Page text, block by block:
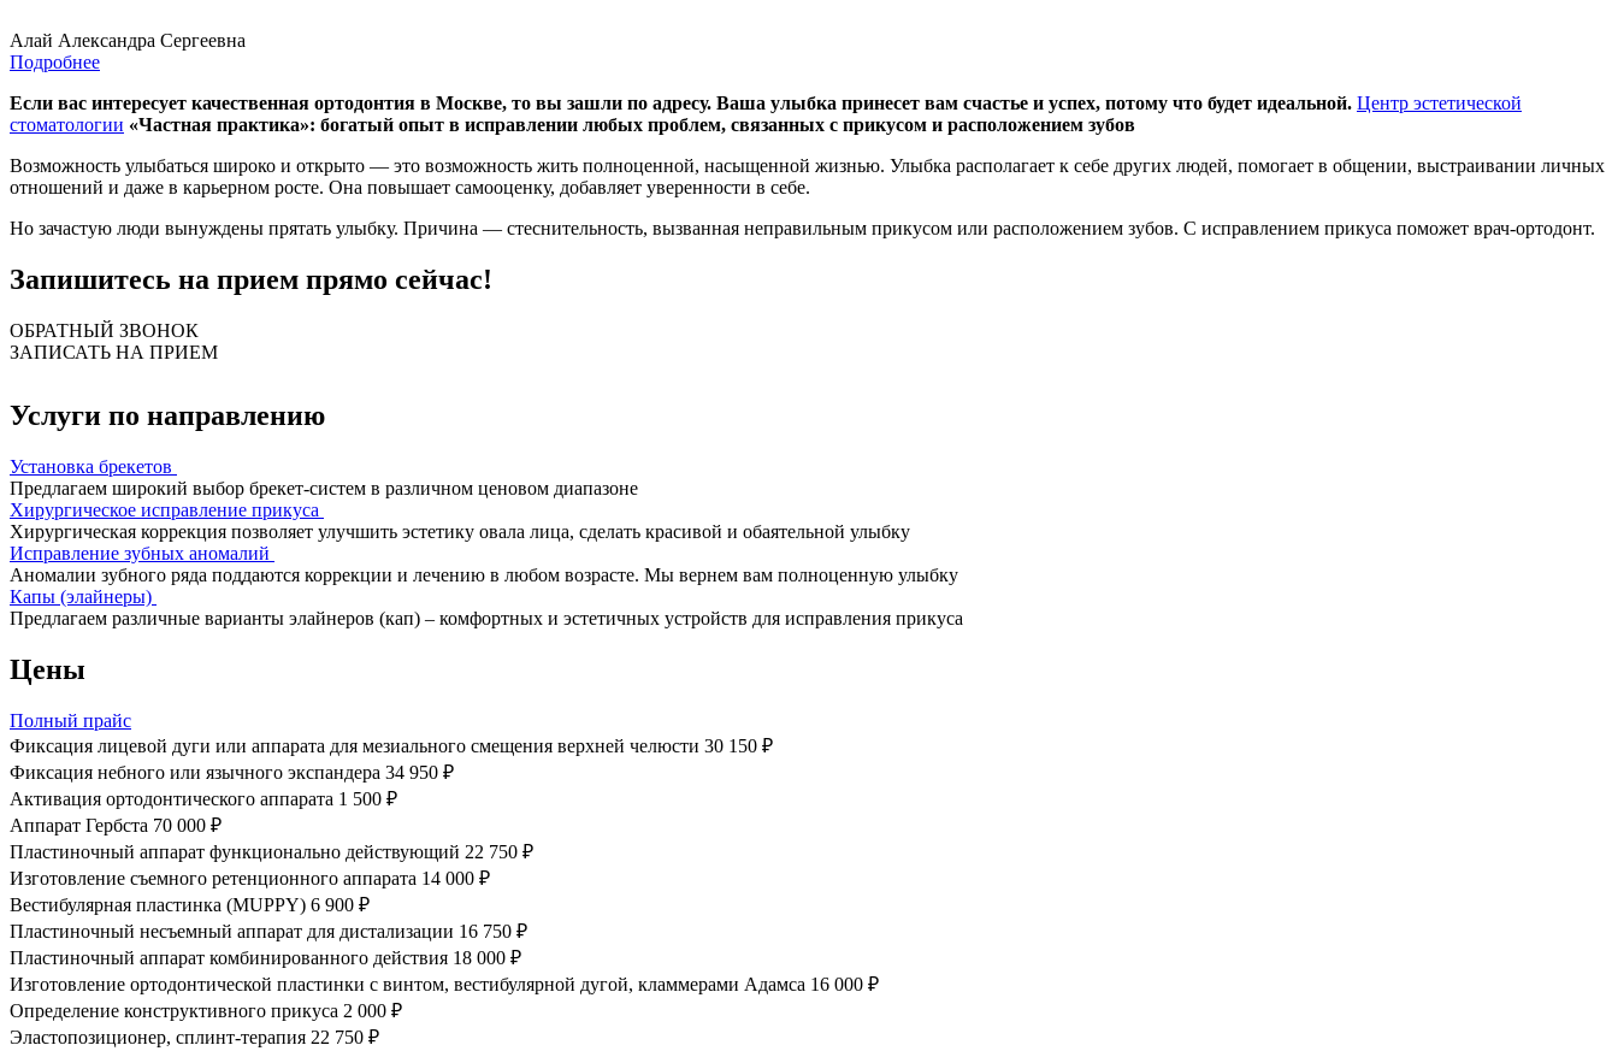
Алай Александра Сергеевна
Подробнее
Если вас интересует качественная ортодонтия в Москве, то вы зашли по адресу. Ваша улыбка принесет вам счастье и успех, потому что будет идеальной. Центр эстетической
стоматологии «Частная практика»: богатый опыт в исправлении любых проблем, связанных с прикусом и расположением зубов
Возможность улыбаться широко и открыто — это возможность жить полноценной, насыщенной жизнью. Улыбка располагает к себе других людей, помогает в общении, выстраивании личных
отношений и даже в карьерном росте. Она повышает самооценку, добавляет уверенности в себе.
Но зачастую люди вынуждены прятать улыбку. Причина — стеснительность, вызванная неправильным прикусом или расположением зубов. С исправлением прикуса поможет врач-ортодонт.
Запишитесь на прием прямо сейчас!
ОБРАТНЫЙ ЗВОНОК
ЗАПИСАТЬ НА ПРИЕМ
Услуги по направлению
Установка брекетов
Предлагаем широкий выбор брекет-систем в различном ценовом диапазоне
Хирургическое исправление прикуса
Хирургическая коррекция позволяет улучшить эстетику овала лица, сделать красивой и обаятельной улыбку
Исправление зубных аномалий
Аномалии зубного ряда поддаются коррекции и лечению в любом возрасте. Мы вернем вам полноценную улыбку
Капы (элайнеры)
Предлагаем различные варианты элайнеров (кап) – комфортных и эстетичных устройств для исправления прикуса
Цены
Полный прайс
Фиксация лицевой дуги или аппарата для мезиального смещения верхней челюсти 30 150 ₽
Фиксация небного или язычного экспандера 34 950 ₽
Активация ортодонтического аппарата 1 500 ₽
Аппарат Гербста 70 000 ₽
Пластиночный аппарат функционально действующий 22 750 ₽
Изготовление съемного ретенционного аппарата 14 000 ₽
Вестибулярная пластинка (MUPPY) 6 900 ₽
Пластиночный несъемный аппарат для дистализации 16 750 ₽
Пластиночный аппарат комбинированного действия 18 000 ₽
Изготовление ортодонтической пластинки с винтом, вестибулярной дугой, кламмерами Адамса 16 000 ₽
Определение конструктивного прикуса 2 000 ₽
Эластопозиционер, сплинт-терапия 22 750 ₽